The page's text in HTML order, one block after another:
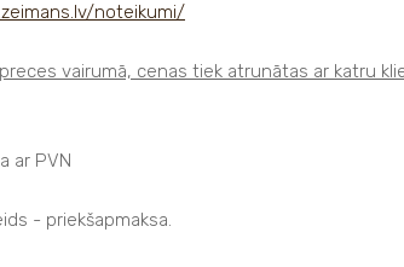
noteikumi/
vairumā, cenas tiek atrunātas ar katru
ar PVN
- priekšapmaksa.